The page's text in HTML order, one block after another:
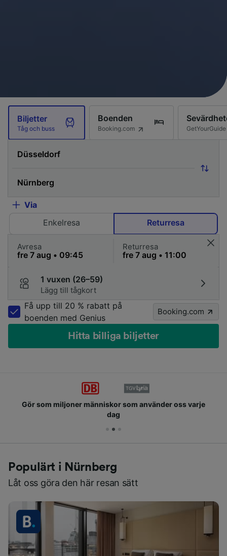
Biljetter
Tåg och buss
Boenden
Booking.com GetYourGuide
Via
Enkelresa
Returresa
Avresa Returresa
1 vuxen (26–59)
Lägg till tågkort
Få upp till 20 % rabatt på
boenden med Genius
Booking.com
Hitta billiga biljetter
Gör som miljoner människor som använder oss varje
dag
Populärt i Nürnberg
Låt oss göra den här resan sätt